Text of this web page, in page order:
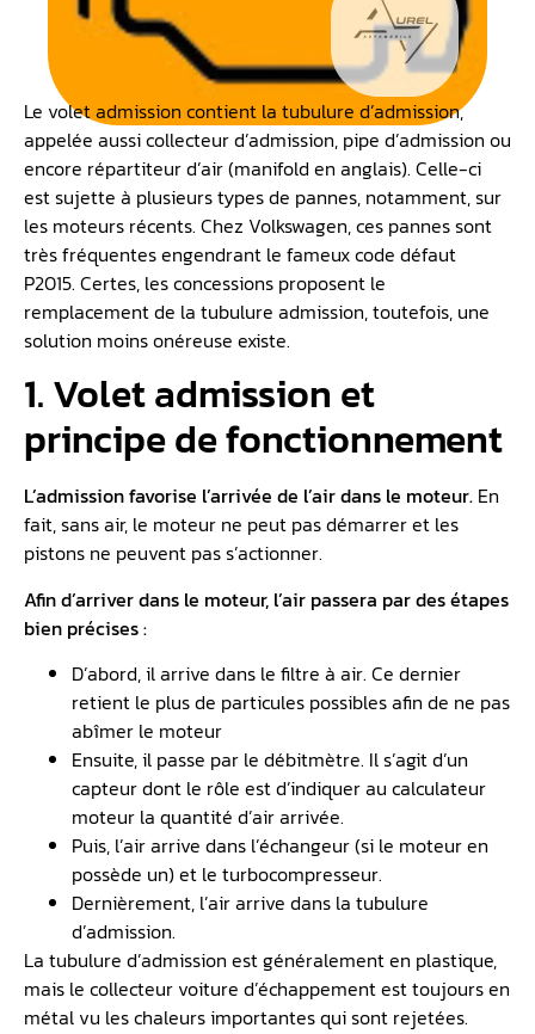
Le volet admission contient la tubulure d’admission,
appelée aussi collecteur d’admission, pipe d’admission ou
encore répartiteur d’air (manifold en anglais). Celle-ci
est sujette à plusieurs types de pannes, notamment, sur
les moteurs récents. Chez Volkswagen, ces pannes sont
très fréquentes engendrant le fameux code défaut
P2015. Certes, les concessions proposent le
remplacement de la tubulure admission, toutefois, une
solution moins onéreuse existe.
1. Volet admission et
principe de fonctionnement
L’admission favorise l’arrivée de l’air dans le moteur. En
fait, sans air, le moteur ne peut pas démarrer et les
pistons ne peuvent pas s’actionner.
Afin d’arriver dans le moteur, l’air passera par des étapes
bien précises :
D’abord, il arrive dans le filtre à air. Ce dernier
retient le plus de particules possibles afin de ne pas
abîmer le moteur
Ensuite, il passe par le débitmètre. Il s’agit d’un
capteur dont le rôle est d’indiquer au calculateur
moteur la quantité d’air arrivée.
Puis, l’air arrive dans l’échangeur (si le moteur en
possède un) et le turbocompresseur.
Dernièrement, l’air arrive dans la tubulure
d’admission.
La tubulure d’admission est généralement en plastique,
mais le collecteur voiture d’échappement est toujours en
métal vu les chaleurs importantes qui sont rejetées.